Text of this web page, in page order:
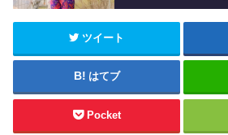
ツイート
はてブ
Pocket